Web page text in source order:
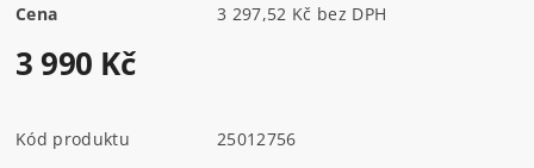
Cena 3 297,52 Kč bez DPH
3 990 Kč
Kód produktu
25012756